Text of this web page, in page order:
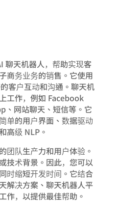
聊天机器人，帮助实现客
商务业务的销售。它使用
客户互动和沟通。聊天机
工作，例如 Facebook
、网站聊天、短信等。它
单的用户界面、数据驱动
高级 NLP。
团队生产力和用户体验。
技术背景。因此，您可以
时缩短开发时间。它结合
解决方案、聊天机器人平
作，以提供最佳帮助。